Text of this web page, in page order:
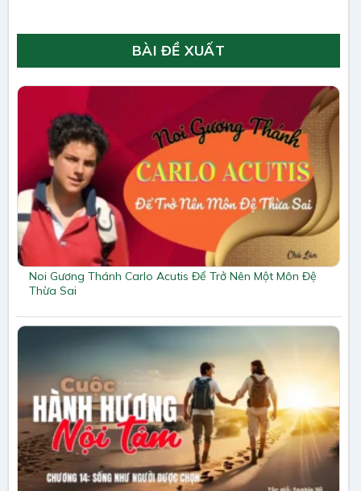
BÀI ĐỀ XUẤT
Noi Gương Thánh Carlo Acutis Để Trở Nên Một Môn Đệ
Thừa Sai